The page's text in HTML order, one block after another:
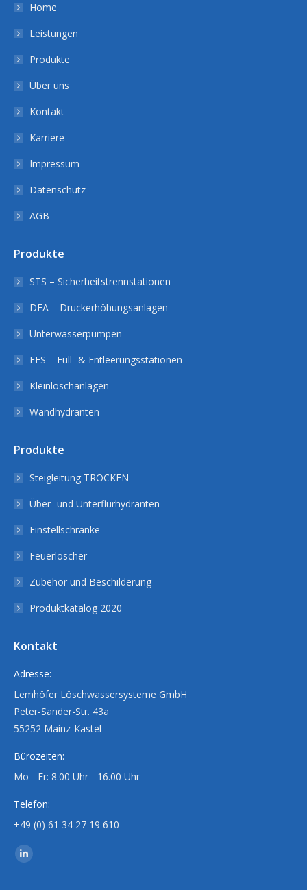
Home
Leistungen
Produkte
Über uns
Kontakt
Karriere
Impressum
Datenschutz
AGB
Produkte
STS – Sicherheitstrennstationen
DEA – Druckerhöhungsanlagen
Unterwasserpumpen
FES – Füll- & Entleerungsstationen
Kleinlöschanlagen
Wandhydranten
Produkte
Steigleitung TROCKEN
Über- und Unterflurhydranten
Einstellschränke
Feuerlöscher
Zubehör und Beschilderung
Produktkatalog 2020
Kontakt
Adresse:
Lemhöfer Löschwassersysteme GmbH
Peter-Sander-Str. 43a
55252 Mainz-Kastel
Bürozeiten:
Mo - Fr: 8.00 Uhr - 16.00 Uhr
Telefon:
+49 (0) 61 34 27 19 610
Finden Sie uns auf:
Linkedin